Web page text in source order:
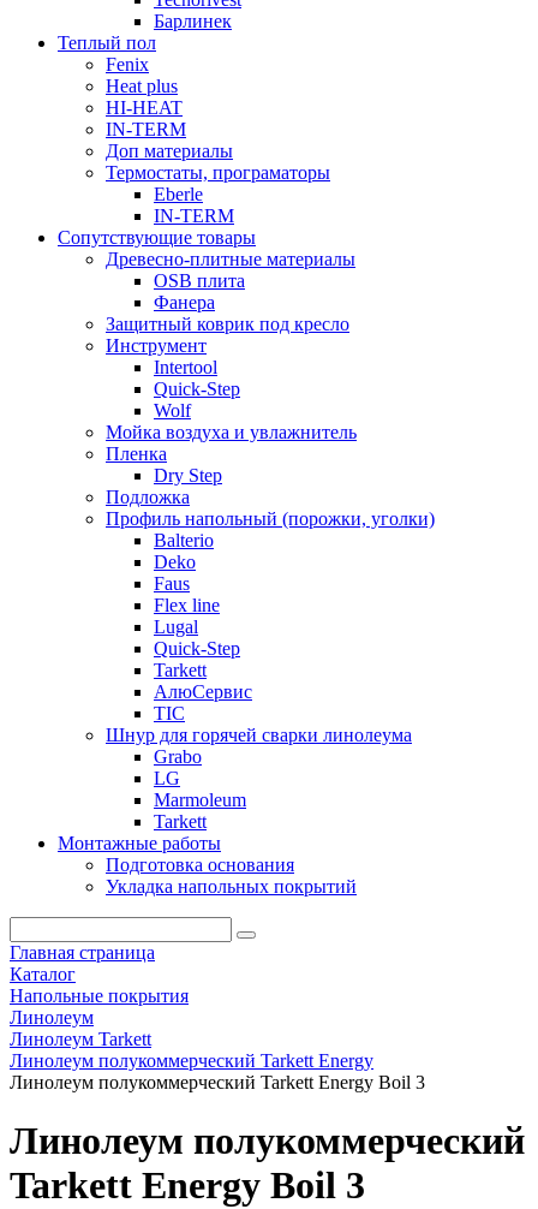
Барлинек
Теплый пол
Fenix
Heat plus
HI-HEAT
IN-TERM
Доп материалы
Термостаты, програматоры
Eberle
IN-TERM
Сопутствующие товары
Древесно-плитные материалы
OSB плита
Фанера
Защитный коврик под кресло
Инструмент
Intertool
Quick-Step
Wolf
Мойка воздуха и увлажнитель
Пленка
Dry Step
Подложка
Профиль напольный (порожки, уголки)
Balterio
Deko
Faus
Flex line
Lugal
Quick-Step
Tarkett
АлюСервис
ТІС
Шнур для горячей сварки линолеума
Grabo
LG
Marmoleum
Tarkett
Монтажные работы
Подготовка основания
Укладка напольных покрытий
Главная страница
Каталог
Напольные покрытия
Линолеум
Линолеум Tarkett
Линолеум полукоммерческий Tarkett Energy
Линолеум полукоммерческий Tarkett Energy Boil 3
Линолеум полукоммерческий
Tarkett Energy Boil 3